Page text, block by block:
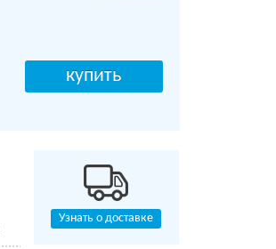
Узнать о доставке